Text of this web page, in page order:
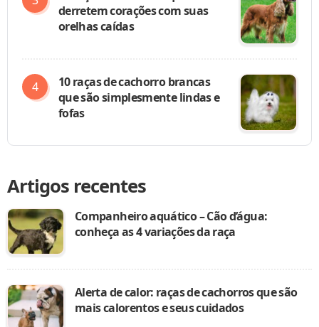
derretem corações com suas
orelhas caídas
10 raças de cachorro brancas
que são simplesmente lindas e
fofas
Artigos recentes
Companheiro aquático – Cão d’água:
conheça as 4 variações da raça
Alerta de calor: raças de cachorros que são
mais calorentos e seus cuidados